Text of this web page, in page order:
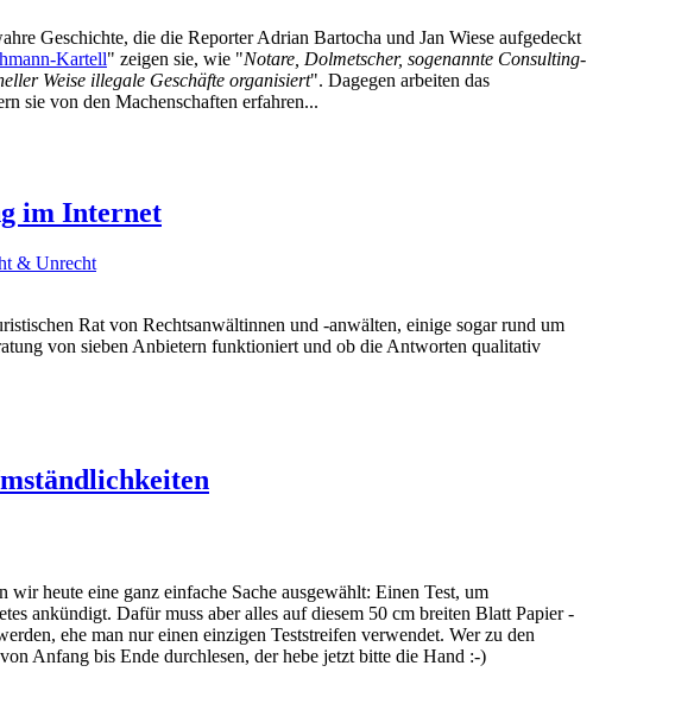
Geschichte, die die Reporter Adrian Bartocha und Jan Wiese aufgedeckt
Kartell" zeigen sie, wie "Notare, Dolmetscher, sogenannte Consulting-
Weise illegale Geschäfte organisiert". Dagegen arbeiten das
sie von den Machenschaften erfahren...
im Internet
& Unrecht
Rat von Rechtsanwältinnen und -anwälten, einige sogar rund um
von sieben Anbietern funktioniert und ob die Antworten qualitativ
wir heute eine ganz einfache Sache ausgewählt: Einen Test, um
ankündigt. Dafür muss aber alles auf diesem 50 cm breiten Blatt Papier -
ehe man nur einen einzigen Teststreifen verwendet. Wer zu den
Anfang bis Ende durchlesen, der hebe jetzt bitte die Hand :-)